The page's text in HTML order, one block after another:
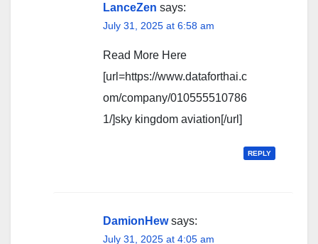
LanceZen says:
July 31, 2025 at 6:58 am
Read More Here
[url=https://www.dataforthai.c
om/company/010555510786
1/]sky kingdom aviation[/url]
REPLY
DamionHew says:
July 31, 2025 at 4:05 am